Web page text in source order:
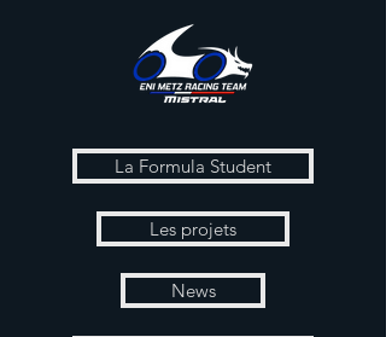
La Formula Student
Les projets
News